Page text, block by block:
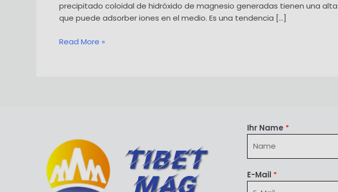
precipitado coloidal de hidróxido de magnesio generadas tienen una
que puede adsorber iones en el medio. Es una tendencia […]
Proceso
magnesio
a
partir
de
Read More »
Ihr Name *
E-Mail *